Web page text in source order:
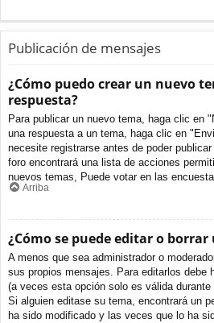
Publicación de mensajes
¿Cómo puedo crear un nuevo
respuesta?
Para publicar un nuevo tema, haga clic en
una respuesta a un tema, haga clic en
necesite registrarse antes de poder
foro encontrará una lista de acciones
nuevos temas, Puede votar en las
Arriba
¿Cómo se puede editar o borrar
A menos que sea administrador o
sus propios mensajes. Para editarlos debe
(a veces esta opción solo es válida
Si alguien editase su tema, encontrará un
ha sido modificado y las veces que lo ha